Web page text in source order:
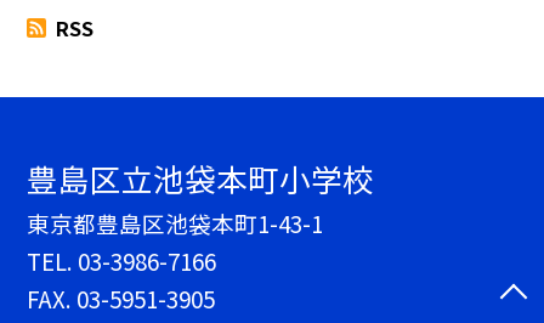
RSS
豊島区立池袋本町小学校
東京都豊島区池袋本町1-43-1
TEL. 03-3986-7166
FAX. 03-5951-3905